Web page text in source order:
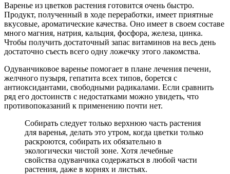
Варенье из цветков растения готовится очень быстро.
Продукт, полученный в ходе переработки, имеет приятные
вкусовые, ароматические качества. Оно имеет в своем составе
много магния, натрия, кальция, фосфора, железа, цинка.
Чтобы получить достаточный запас витаминов на весь день
достаточно съесть всего одну ложечку этого лакомства.
Одуванчиковое варенье помогает в плане лечения печени,
желчного пузыря, гепатита всех типов, борется с
антиоксидантами, свободными радикалами. Если сравнить
ряд его достоинств с недостатками можно увидеть, что
противопоказаний к применению почти нет.
Собирать следует только верхнюю часть растения
для варенья, делать это утром, когда цветки только
раскроются, собирать их обязательно в
экологически чистой зоне. Хотя лечебные
свойства одуванчика содержаться в любой части
растения, даже в корнях и листьях.